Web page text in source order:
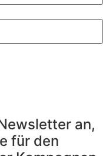
an,
für den